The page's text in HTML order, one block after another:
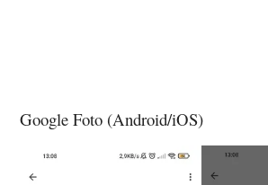
Google Foto (Android/iOS)